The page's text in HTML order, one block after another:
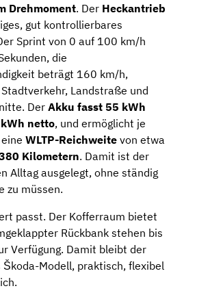
Drehmoment. Der Heckantrieb
gut kontrollierbares
Sprint von 0 auf 100 km/h
die
beträgt 160 km/h,
Landstraße und
Der Akku fasst 55 kWh
netto, und ermöglicht je
WLTP-Reichweite von etwa
Kilometern. Damit ist der
Alltag ausgelegt, ohne ständig
zu müssen.
passt. Der Kofferraum bietet
Rückbank stehen bis
Verfügung. Damit bleibt der
Škoda-Modell, praktisch, flexibel